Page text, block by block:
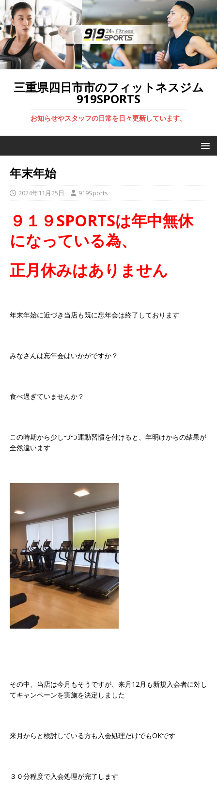
三重県四日市市のフィットネスジム
919SPORTS
お知らせやスタッフの日常を日々更新しています。
年末年始
2024年11月25日 919Sports
９１９SPORTSは年中無休
になっている為、
正月休みはありません
年末年始に近づき当店も既に忘年会は終了しております
みなさんは忘年会はいかがですか？
食べ過ぎていませんか？
この時期から少しづつ運動習慣を付けると、年明けからの結果が
全然違います
その中、当店は今月もそうですが、来月12月も新規入会者に対し
てキャンペーンを実施を決定しました
来月からと検討している方も入会処理だけでもOKです
３０分程度で入会処理が完了します